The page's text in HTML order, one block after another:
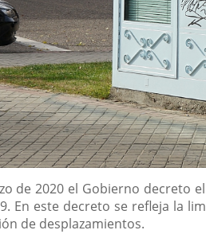
de 2020 el Gobierno decreto
En este decreto se refleja la
de desplazamientos.